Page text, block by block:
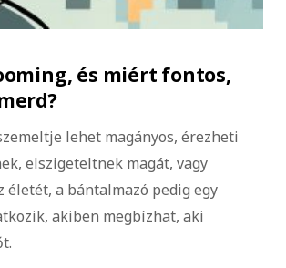
és miért fontos,
lehet magányos, érezheti
elszigeteltnek magát, vagy
életét, a bántalmazó pedig egy
akiben megbízhat, aki